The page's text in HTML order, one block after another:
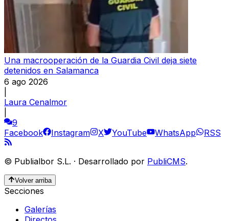
Una macrooperación de la Guardia Civil deja siete
detenidos en Salamanca
6 ago 2026
Laura Cenalmor
9
Facebook
Instagram X YouTube WhatsApp RSS
© Publialbor S.L. · Desarrollado por PubliCMS.
Volver arriba
Secciones
Galerías